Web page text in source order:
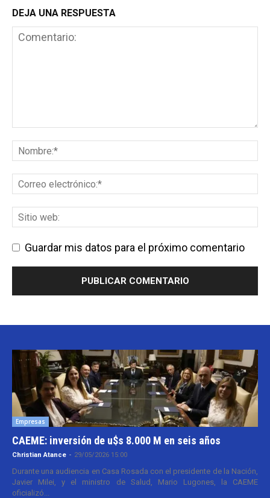
DEJA UNA RESPUESTA
Guardar mis datos para el próximo comentario
Empresas
CAEME: inversión de u$s 8.000 M en seis años
Christian Atance - 29/05/2026 15:00
Durante una audiencia en Casa Rosada con el presidente de la Nación,
Javier Milei, y el ministro de Salud, Mario Lugones, la CAEME
oficializó...